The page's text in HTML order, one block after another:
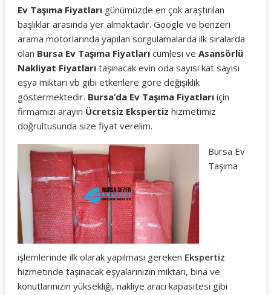
Ev Taşıma Fiyatlarıgünümüzde en çok araştırılan
başlıklar arasında yer almaktadır. Google ve benzeri
arama motorlarında yapılan sorgulamalarda ilk sıralarda
olan Bursa Ev Taşıma Fiyatlarıcümlesi ve Asansörlü
Nakliyat Fiyatlarıtaşınacak evin oda sayısı kat sayısı
eşya miktarı vb gibi etkenlere göre değişiklik
göstermektedir. Bursa’da Ev Taşıma Fiyatlarıiçin
firmamızı arayın Ücretsiz Ekspertiz hizmetimiz
doğrultusunda size fiyat verelim.
Bursa Ev
Taşıma
işlemlerinde ilk olarak yapılması gereken Ekspertiz
hizmetinde taşınacak eşyalarınızın miktarı, bina ve
konutlarınızın yüksekliği, nakliye aracı kapasitesi gibi